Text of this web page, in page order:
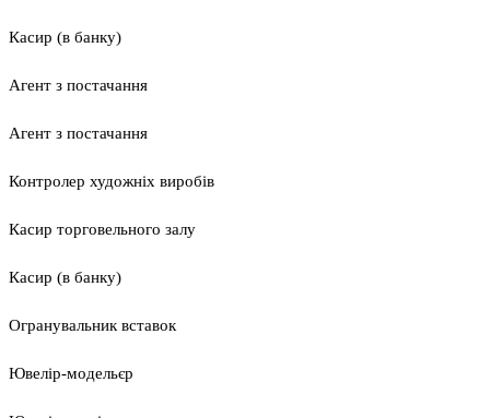
Касир (в банку)
Агент з постачання
Агент з постачання
Контролер художніх виробів
Касир торговельного залу
Касир (в банку)
Огранувальник вставок
Ювелір-модельєр